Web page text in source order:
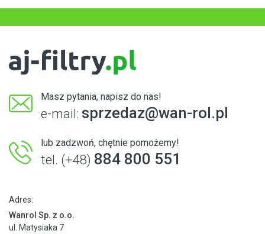
Masz pytania, napisz do nas!
e-mail: sprzedaz@wan-rol.pl
lub zadzwoń, chętnie pomożemy!
tel. (+48) 884 800 551
Adres:
Wanrol Sp. z o.o.
ul. Matysiaka 7